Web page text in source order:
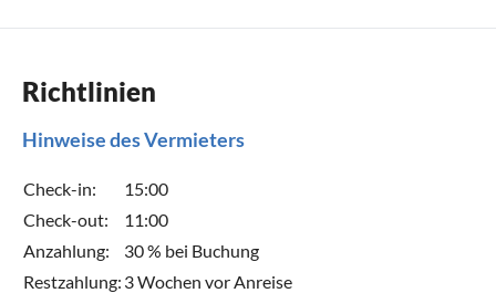
Richtlinien
Hinweise des Vermieters
Check-in:
15:00
Check-out:
11:00
Anzahlung:
30 % bei Buchung
Restzahlung: 3 Wochen vor Anreise